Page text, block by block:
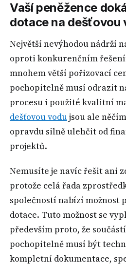
Vaší peněžence
dotace na dešťovou
Největší nevýhodou nádrží
oproti konkurenčním
mnohem větší pořizovací
pochopitelně musí odrazit
procesu i použité kvalitní
dešťovou vodujsou ale
opravdu silně ulehčit od
projektů.
Nemusíte je navíc řešit ani
protože celá řada
společností nabízí možnost
dotace. Tuto možnost se
především proto, že
pochopitelně musí být
kompletní dokumentace,